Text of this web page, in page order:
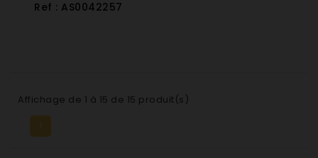
Ref : AS0042257
Affichage de 1 à 15 de 15 produit(s)
1